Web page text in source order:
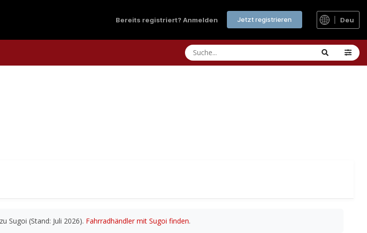
Bereits registriert? Anmelden Jetzt registrieren Deu
Sugoi (Stand: Juli 2026). Fahrradhändler mit Sugoi finden.